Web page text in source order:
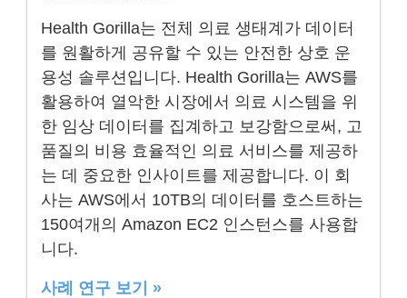
Health Gorilla는 전체 의료 생태계가 데이터
를 원활하게 공유할 수 있는 안전한 상호 운
용성 솔루션입니다. Health Gorilla는 AWS를
활용하여 열악한 시장에서 의료 시스템을 위
한 임상 데이터를 집계하고 보강함으로써, 고
품질의 비용 효율적인 의료 서비스를 제공하
는 데 중요한 인사이트를 제공합니다. 이 회
사는 AWS에서 10TB의 데이터를 호스트하는
150여개의 Amazon EC2 인스턴스를 사용합
니다.
사례 연구 보기 »